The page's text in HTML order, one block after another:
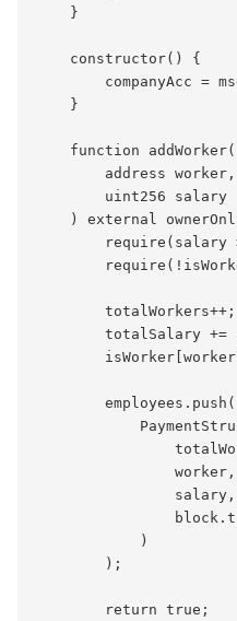
    }
    constructor() {
companyAcc =
    }
    function addWorker(
        address worker,
        uint256 salary
) external
require(salary
        totalWorkers++;
totalSalary +=
        employees.push(
                worker,
                salary,
            )
        );
        return true;